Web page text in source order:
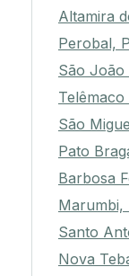
Altamira
Perobal,
São
São
Pato
Barbosa
Marumbi,
Santo
Nova